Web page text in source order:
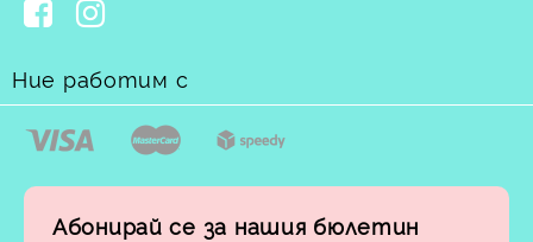
Ние работим с
Абонирай се за нашия бюлетин